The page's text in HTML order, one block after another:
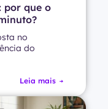
por que o
no
do
Leia mais